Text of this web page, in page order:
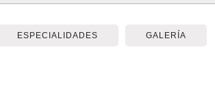
ESPECIALIDADES GALERÍA